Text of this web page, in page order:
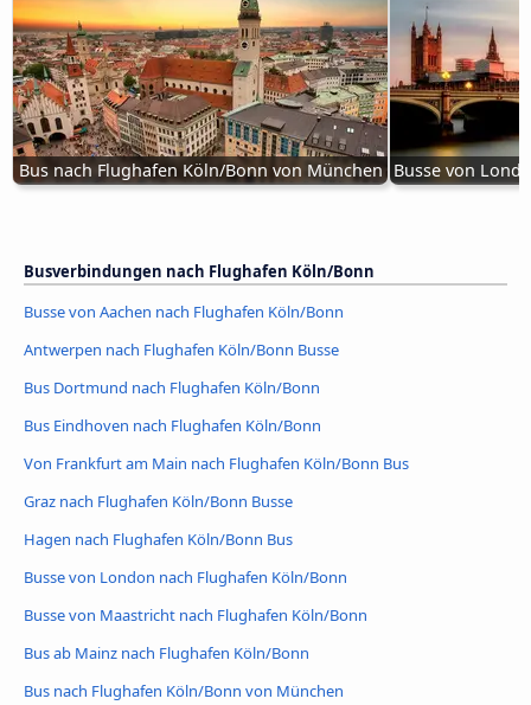
Bus nach Flughafen Köln/Bonn von München Busse von
Busverbindungen nach Flughafen Köln/Bonn
Busse von Aachen nach Flughafen Köln/Bonn
Antwerpen nach Flughafen Köln/Bonn Busse
Bus Dortmund nach Flughafen Köln/Bonn
Bus Eindhoven nach Flughafen Köln/Bonn
Von Frankfurt am Main nach Flughafen Köln/Bonn Bus
Graz nach Flughafen Köln/Bonn Busse
Hagen nach Flughafen Köln/Bonn Bus
Busse von London nach Flughafen Köln/Bonn
Busse von Maastricht nach Flughafen Köln/Bonn
Bus ab Mainz nach Flughafen Köln/Bonn
Bus nach Flughafen Köln/Bonn von München